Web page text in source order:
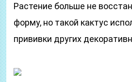
Растение больше не
форму, но такой кактус
прививки других